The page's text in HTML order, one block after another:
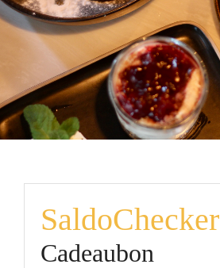
SaldoChecker
Cadeaubon